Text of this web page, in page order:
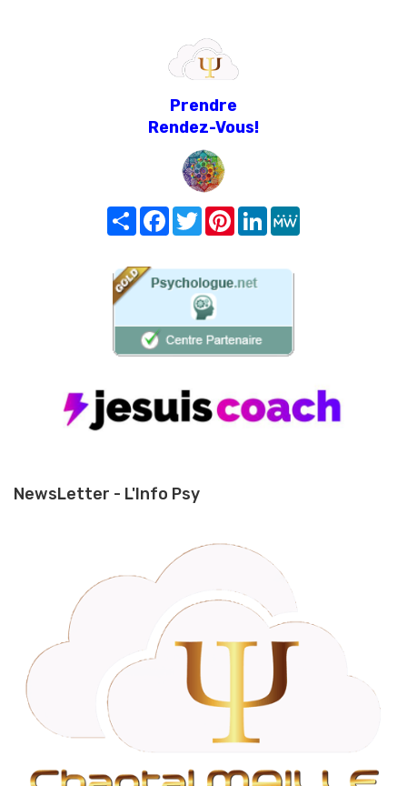
Prendre
Rendez-Vous!
Share FacebookTwitterPinterest
LinkedIn
NewsLetter - L'Info Psy